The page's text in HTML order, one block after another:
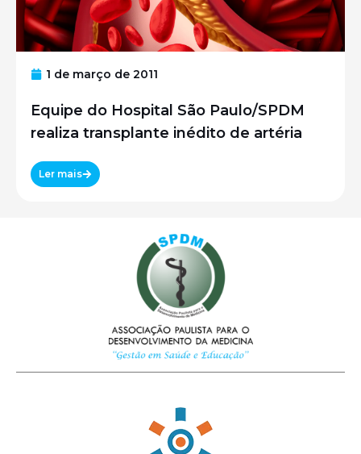
1 de março de 2011
Equipe do Hospital São Paulo/SPDM
realiza transplante inédito de artéria
Ler mais